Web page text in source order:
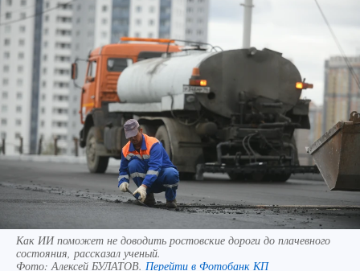
Как ИИ поможет не доводить ростовские дороги до плачевного
состояния, рассказал ученый.
Фото: Алексей БУЛАТОВ. Перейти в Фотобанк КП